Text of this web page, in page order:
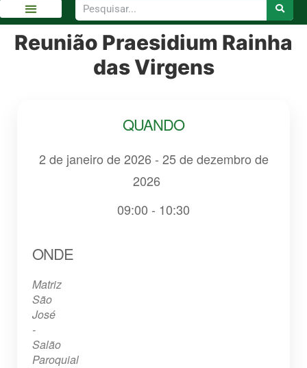
Reunião Praesidium Rainha
das Virgens
QUANDO
2 de janeiro de 2026 - 25 de dezembro de
2026
09:00 - 10:30
ONDE
Matriz
São
José
-
Salão
Paroquial